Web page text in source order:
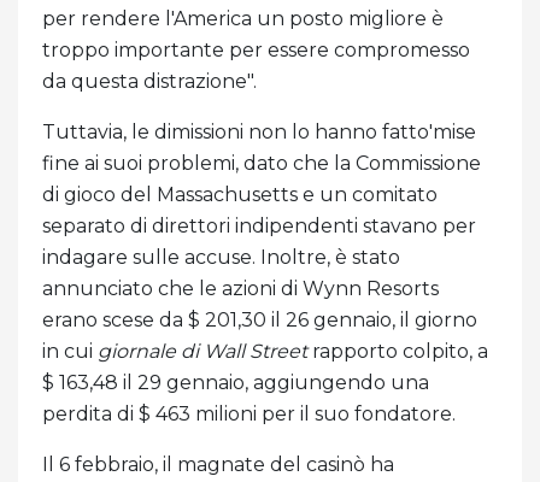
per rendere l'America un posto migliore è
troppo importante per essere compromesso
da questa distrazione".
Tuttavia, le dimissioni non lo hanno fatto'mise
fine ai suoi problemi, dato che la Commissione
di gioco del Massachusetts e un comitato
separato di direttori indipendenti stavano per
indagare sulle accuse. Inoltre, è stato
annunciato che le azioni di Wynn Resorts
erano scese da $ 201,30 il 26 gennaio, il giorno
in cui giornale di Wall Streetrapporto colpito, a
$ 163,48 il 29 gennaio, aggiungendo una
perdita di $ 463 milioni per il suo fondatore.
Il 6 febbraio, il magnate del casinò ha